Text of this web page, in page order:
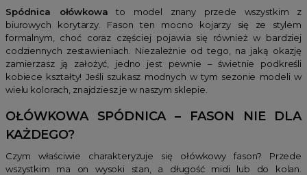
Spódnica ołówkowa to model znany przede wszystkim z
biurowych korytarzy. Fason ten mocno kojarzy się ze stylem
formalnym, choć coraz częściej pojawia się również w bardziej
codziennych zestawieniach. Niezależnie od tego, na jaką okazję
zamierzasz ją założyć, jedno jest pewnie – świetnie podkreśli
kobiece kształty! Jeśli szukasz modnych w tym sezonie modeli w
wielu kolorach, znajdziesz je w naszym sklepie.
OŁÓWKOWA SPÓDNICA – FASON NIE DLA
KAŻDEGO?
Czym właściwie charakteryzuje się ołówkowy fason? Przede
wszystkim ma on wysoki stan, a długość midi lub do kolan.